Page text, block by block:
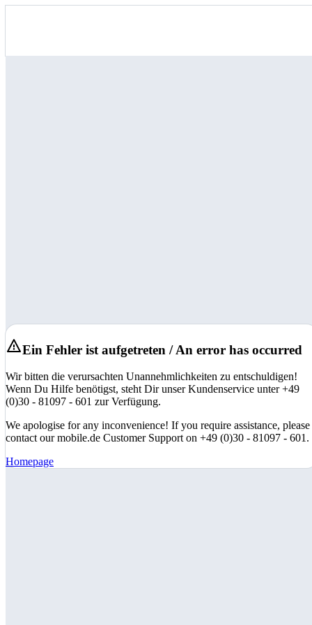
Ein Fehler ist aufgetreten / An error has occurred
Wir bitten die verursachten Unannehmlichkeiten zu entschuldigen!
Wenn Du Hilfe benötigst, steht Dir unser Kundenservice unter +49
(0)30 - 81097 - 601 zur Verfügung.
We apologise for any inconvenience! If you require assistance, please
contact our mobile.de Customer Support on +49 (0)30 - 81097 - 601.
Homepage